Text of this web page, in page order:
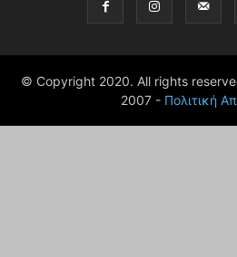
© Copyright 2020. All rights
2007 - Πολιτική